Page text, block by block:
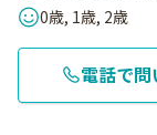
0歳, 1歳, 2歳
電話で